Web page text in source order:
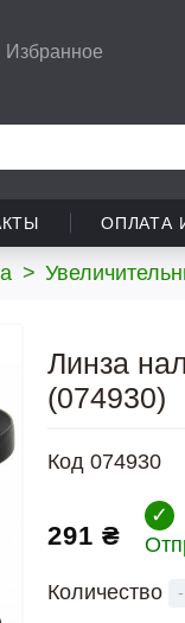
Избранное
ОПЛАТА
>
Линза
(074930)
Код 074930
291 ₴
✓
Количество
-